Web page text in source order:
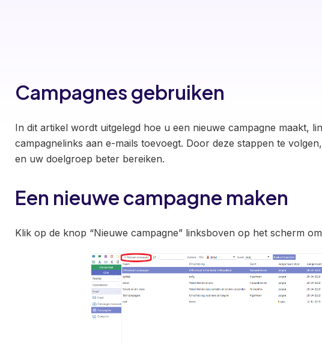
Campagnes gebruiken
In dit artikel wordt uitgelegd hoe u een nieuwe campagne maakt,
campagnelinks aan e-mails toevoegt. Door deze stappen te
en uw doelgroep beter bereiken.
Een nieuwe campagne maken
Klik op de knop “Nieuwe campagne” linksboven op het scherm